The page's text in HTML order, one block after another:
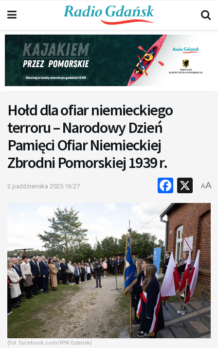
Hołd dla ofiar niemieckiego
terroru – Narodowy Dzień
Pamięci Ofiar Niemieckiej
Zbrodni Pomorskiej 1939 r.
2 października 2025 16:27 X
AA
(fot. facebook.com/IPN.Gdansk)